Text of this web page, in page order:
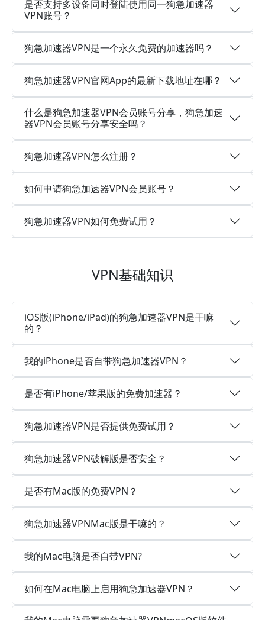
是否支持多设备同时登陆使用同一狗急加速器
VPN账号？
狗急加速器VPN是一个永久免费的加速器吗？
狗急加速器VPN官网App的最新下载地址在哪？
什么是狗急加速器VPN会员账号分享，狗急加速
器VPN会员账号分享安全吗？
狗急加速器VPN怎么注册？
如何申请狗急加速器VPN会员账号？
狗急加速器VPN如何免费试用？
VPN基础知识
iOS版(iPhone/iPad)的狗急加速器VPN是干嘛
的？
我的iPhone是否自带狗急加速器VPN？
是否有iPhone/苹果版的免费加速器？
狗急加速器VPN是否提供免费试用？
狗急加速器VPN破解版是否安全？
是否有Mac版的免费VPN？
狗急加速器VPNMac版是干嘛的？
我的Mac电脑是否自带VPN?
如何在Mac电脑上启用狗急加速器VPN？